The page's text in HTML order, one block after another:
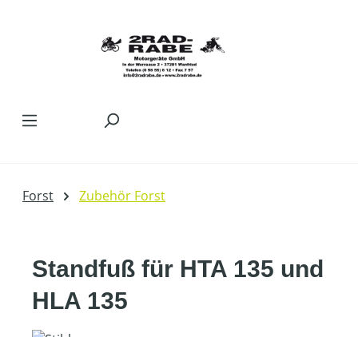
Forst Zubehör Forst
Standfuß für HTA 135 und
HLA 135